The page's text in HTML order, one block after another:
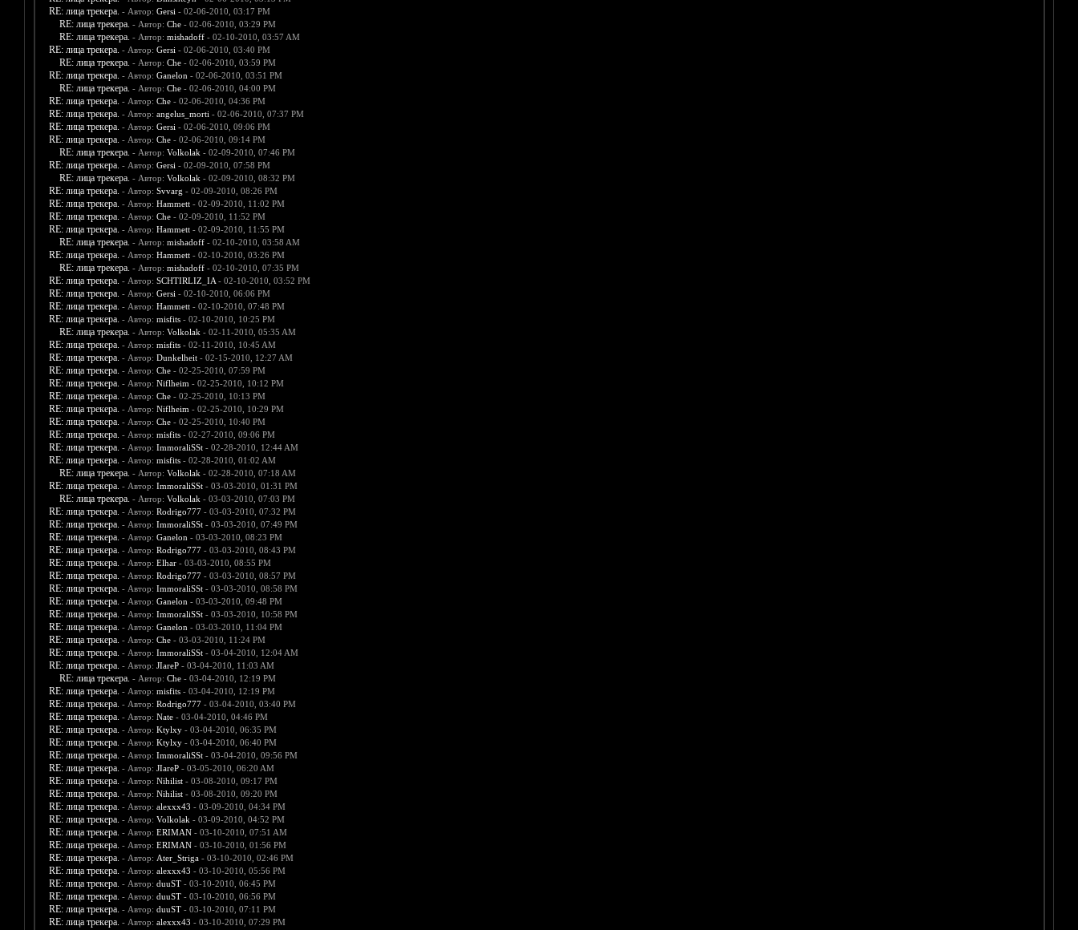
RE: лица трекера. - Автор: Gersi - 02-06-2010, 03:17 PM
RE: лица трекера. - Автор: Che- 02-06-2010, 03:29 PM
RE: лица трекера. - Автор: mishadoff- 02-10-2010, 03:57 AM
RE: лица трекера. - Автор: Gersi - 02-06-2010, 03:40 PM
RE: лица трекера. - Автор: Che- 02-06-2010, 03:59 PM
RE: лица трекера. - Автор: Ganelon - 02-06-2010, 03:51 PM
RE: лица трекера. - Автор: Che- 02-06-2010, 04:00 PM
RE: лица трекера. - Автор: Che- 02-06-2010, 04:36 PM
RE: лица трекера. - Автор: angelus_morti - 02-06-2010, 07:37 PM
RE: лица трекера. - Автор: Gersi - 02-06-2010, 09:06 PM
RE: лица трекера. - Автор: Che- 02-06-2010, 09:14 PM
RE: лица трекера. - Автор: Volkolak - 02-09-2010, 07:46 PM
RE: лица трекера. - Автор: Gersi - 02-09-2010, 07:58 PM
RE: лица трекера. - Автор: Volkolak - 02-09-2010, 08:32 PM
RE: лица трекера. - Автор: Svvarg - 02-09-2010, 08:26 PM
RE: лица трекера. - Автор: Hammett- 02-09-2010, 11:02 PM
RE: лица трекера. - Автор: Che- 02-09-2010, 11:52 PM
RE: лица трекера. - Автор: Hammett- 02-09-2010, 11:55 PM
RE: лица трекера. - Автор: mishadoff- 02-10-2010, 03:58 AM
RE: лица трекера. - Автор: Hammett- 02-10-2010, 03:26 PM
RE: лица трекера. - Автор: mishadoff- 02-10-2010, 07:35 PM
RE: лица трекера. - Автор: SCHTIRLIZ_IA- 02-10-2010, 03:52 PM
RE: лица трекера. - Автор: Gersi - 02-10-2010, 06:06 PM
RE: лица трекера. - Автор: Hammett- 02-10-2010, 07:48 PM
RE: лица трекера. - Автор: misfits- 02-10-2010, 10:25 PM
RE: лица трекера. - Автор: Volkolak - 02-11-2010, 05:35 AM
RE: лица трекера. - Автор: misfits- 02-11-2010, 10:45 AM
RE: лица трекера. - Автор: Dunkelheit- 02-15-2010, 12:27 AM
RE: лица трекера. - Автор: Che- 02-25-2010, 07:59 PM
RE: лица трекера. - Автор: Niflheim - 02-25-2010, 10:12 PM
RE: лица трекера. - Автор: Che- 02-25-2010, 10:13 PM
RE: лица трекера. - Автор: Niflheim - 02-25-2010, 10:29 PM
RE: лица трекера. - Автор: Che- 02-25-2010, 10:40 PM
RE: лица трекера. - Автор: misfits- 02-27-2010, 09:06 PM
RE: лица трекера. - Автор: ImmoraliSSt- 02-28-2010, 12:44 AM
RE: лица трекера. - Автор: misfits- 02-28-2010, 01:02 AM
RE: лица трекера. - Автор: Volkolak - 02-28-2010, 07:18 AM
RE: лица трекера. - Автор: ImmoraliSSt- 03-03-2010, 01:31 PM
RE: лица трекера. - Автор: Volkolak - 03-03-2010, 07:03 PM
RE: лица трекера. - Автор: Rodrigo777- 03-03-2010, 07:32 PM
RE: лица трекера. - Автор: ImmoraliSSt- 03-03-2010, 07:49 PM
RE: лица трекера. - Автор: Ganelon - 03-03-2010, 08:23 PM
RE: лица трекера. - Автор: Rodrigo777- 03-03-2010, 08:43 PM
RE: лица трекера. - Автор: Elhar- 03-03-2010, 08:55 PM
RE: лица трекера. - Автор: Rodrigo777- 03-03-2010, 08:57 PM
RE: лица трекера. - Автор: ImmoraliSSt- 03-03-2010, 08:58 PM
RE: лица трекера. - Автор: Ganelon - 03-03-2010, 09:48 PM
RE: лица трекера. - Автор: ImmoraliSSt- 03-03-2010, 10:58 PM
RE: лица трекера. - Автор: Ganelon - 03-03-2010, 11:04 PM
RE: лица трекера. - Автор: Che- 03-03-2010, 11:24 PM
RE: лица трекера. - Автор: ImmoraliSSt- 03-04-2010, 12:04 AM
RE: лица трекера. - Автор: JIareP- 03-04-2010, 11:03 AM
RE: лица трекера. - Автор: Che- 03-04-2010, 12:19 PM
RE: лица трекера. - Автор: misfits- 03-04-2010, 12:19 PM
RE: лица трекера. - Автор: Rodrigo777- 03-04-2010, 03:40 PM
RE: лица трекера. - Автор: Nate- 03-04-2010, 04:46 PM
RE: лица трекера. - Автор: Ktylxy- 03-04-2010, 06:35 PM
RE: лица трекера. - Автор: Ktylxy- 03-04-2010, 06:40 PM
RE: лица трекера. - Автор: ImmoraliSSt- 03-04-2010, 09:56 PM
RE: лица трекера. - Автор: JIareP- 03-05-2010, 06:20 AM
RE: лица трекера. - Автор: Nihilist- 03-08-2010, 09:17 PM
RE: лица трекера. - Автор: Nihilist- 03-08-2010, 09:20 PM
RE: лица трекера. - Автор: alexxx43 - 03-09-2010, 04:34 PM
RE: лица трекера. - Автор: Volkolak - 03-09-2010, 04:52 PM
RE: лица трекера. - Автор: ERIMAN- 03-10-2010, 07:51 AM
RE: лица трекера. - Автор: ERIMAN- 03-10-2010, 01:56 PM
RE: лица трекера. - Автор: Ater_Striga- 03-10-2010, 02:46 PM
RE: лица трекера. - Автор: alexxx43 - 03-10-2010, 05:56 PM
RE: лица трекера. - Автор: duuST- 03-10-2010, 06:45 PM
RE: лица трекера. - Автор: duuST- 03-10-2010, 06:56 PM
RE: лица трекера. - Автор: duuST- 03-10-2010, 07:11 PM
RE: лица трекера. - Автор: alexxx43 - 03-10-2010, 07:29 PM